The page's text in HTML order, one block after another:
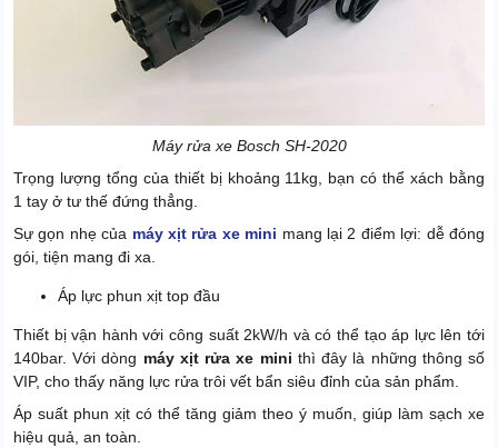
Máy rửa xe Bosch SH-2020
Trọng lượng tổng của thiết bị khoảng 11kg, bạn có thể xách bằng
1 tay ở tư thế đứng thẳng.
Sự gọn nhẹ của máy xịt rửa xe mini mang lại 2 điểm lợi: dễ đóng
gói, tiện mang đi xa.
Áp lực phun xịt top đầu
Thiết bị vận hành với công suất 2kW/h và có thể tạo áp lực lên tới
140bar. Với dòng máy xịt rửa xe mini thì đây là những thông số
VIP, cho thấy năng lực rửa trôi vết bẩn siêu đỉnh của sản phẩm.
Áp suất phun xịt có thể tăng giảm theo ý muốn, giúp làm sạch xe
hiệu quả, an toàn.